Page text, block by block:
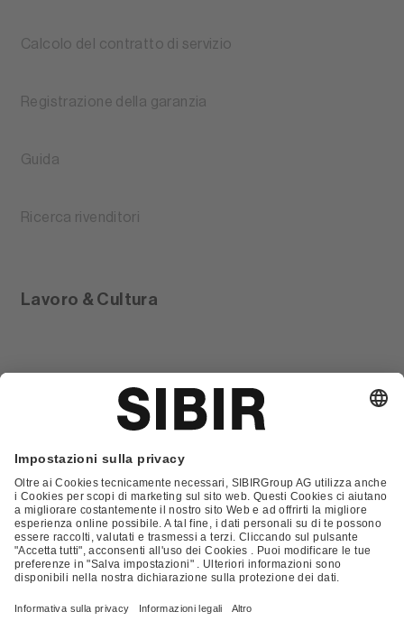
Calcolo del contratto di servizio
Registrazione della garanzia
Guida
Ricerca rivenditori
Lavoro & Cultura
Contatto
FAQ
Condizioni Generali di Contratto